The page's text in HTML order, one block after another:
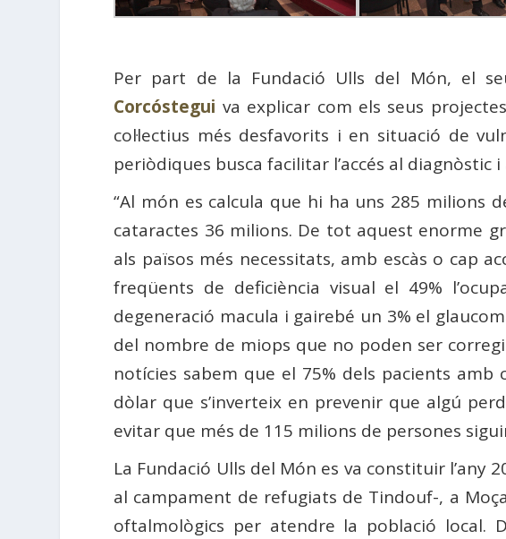
Per part de la Fundació Ulls del Món, el
Corcóstegui va explicar com els seus
col·lectius més desfavorits i en situació de
periòdiques busca facilitar l’accés al diagnòstic
“Al món es calcula que hi ha uns 285 milions
cataractes 36 milions. De tot aquest enorme
als països més necessitats, amb escàs o cap
freqüents de deficiència visual el 49%
degeneració macula i gairebé un 3% el
del nombre de miops que no poden ser
notícies sabem que el 75% dels pacients amb
dòlar que s’inverteix en prevenir que algú
evitar que més de 115 milions de persones
La Fundació Ulls del Món es va constituir l’any
al campament de refugiats de Tindouf-, a
oftalmològics per atendre la població local.